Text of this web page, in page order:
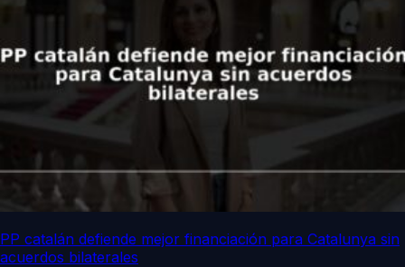
PP catalán defiende mejor financiación para Catalunya sin
acuerdos bilaterales